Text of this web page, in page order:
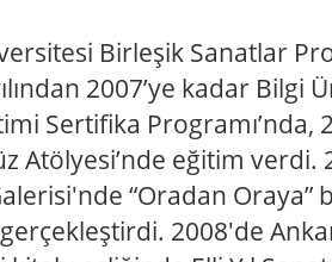
Birleşik Sanatlar
2007’ye kadar Bilgi
Sertifika Programı’nda,
Atölyesi’nde eğitim verdi.
“Oradan Oraya”
2008'de